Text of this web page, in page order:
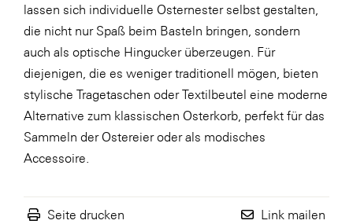
WKS Fachgruppe Finanzdienstleister
WK UBIT
Zühlke
Media
lassen sich individuelle Osternester selbst gestalten,
die nicht nur Spaß beim Basteln bringen, sondern
auch als optische Hingucker überzeugen. Für
diejenigen, die es weniger traditionell mögen, bieten
stylische Tragetaschen oder Textilbeutel eine moderne
Alternative zum klassischen Osterkorb, perfekt für das
Sammeln der Ostereier oder als modisches
Accessoire.
Seite drucken Link mailen